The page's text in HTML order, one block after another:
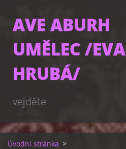
AVE ABURH
UMĚLEC /EVA
HRUBÁ/
vejděte
Úvodní stránka >